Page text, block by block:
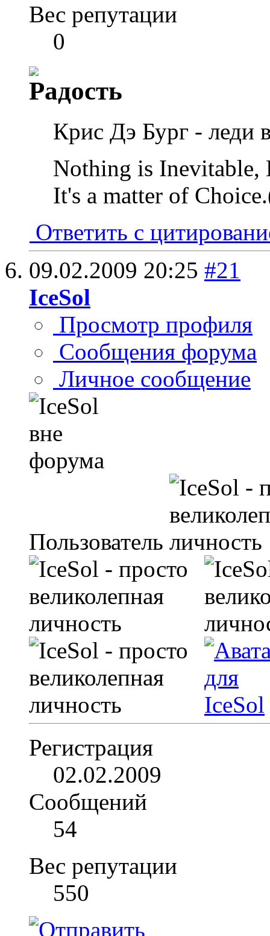
Вес репутации
0
Крис Дэ Бург - леди
Nothing is Inevitable,
It's a matter of
Ответить с
09.02.2009 20:25 #21
IceSol
Просмотр профиля
Сообщения форума
Личное сообщение
Пользователь
Регистрация
02.02.2009
Сообщений
54
Вес репутации
550